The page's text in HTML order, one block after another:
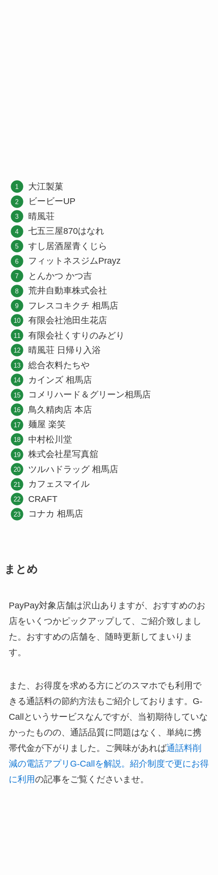
大江製菓
ビービーUP
晴風荘
七五三屋870はなれ
すし居酒屋青くじら
フィットネスジムPrayz
とんかつ かつ吉
荒井自動車株式会社
フレスコキクチ 相馬店
有限会社池田生花店
有限会社くすりのみどり
晴風荘 日帰り入浴
総合衣料たちや
カインズ 相馬店
コメリハード＆グリーン相馬店
鳥久精肉店 本店
麺屋 楽笑
中村松川堂
株式会社星写真舘
ツルハドラッグ 相馬店
カフェスマイル
CRAFT
コナカ 相馬店
まとめ
PayPay対象店舗は沢山ありますが、おすすめのお
店をいくつかピックアップして、ご紹介致しまし
た。おすすめの店舗を、随時更新してまいりま
す。
また、お得度を求める方にどのスマホでも利用で
きる通話料の節約方法もご紹介しております。G-
Callというサービスなんですが、当初期待していな
かったものの、通話品質に問題はなく、単純に携
帯代金が下がりました。ご興味があれば通話料削
減の電話アプリG-Callを解説。紹介制度で更にお得
に利用の記事をご覧くださいませ。